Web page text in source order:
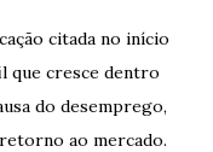
citada no início
que cresce dentro
do desemprego,
ao mercado.